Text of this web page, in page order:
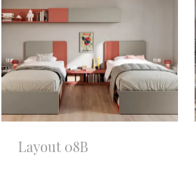
Layout 08B